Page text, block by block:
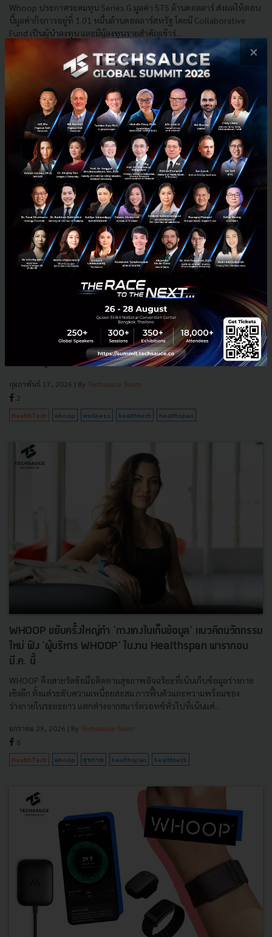
Whoop ประกาศระดมทุน Series G มูลค่า 575 ล้านดอลลาร์ ส่งผลให้ตอน
นี้มูลค่ากิจการอยู่ที่ 1.01 หมื่นล้านดอลลาร์สหรัฐ โดยมี Collaborative
Fund เป็นผู้นำลงทุน และมีผู้ลงทุนรายสำคัญเข้าร่...
Techsauce Team
HealthTech Whoop Healthtech
เจาะกลยุทธ์ของ WHOOP ขาย ‘วินัย’ ในโลกที่ไร้ระเบียบ เมื่อ
สุขภาพไม่ใช่เป้าหมาย แต่คือสินทรัพย์ระยะยาวที่ต้องบริหาร
ทำไมสายรัดข้อมือไร้หน้าจอถึงชนะตลาด? เจาะลึกกลยุทธ์ WHOOP
แบรนด์ที่ขาย 'วินัย' แทนความฟิต เปลี่ยนสุขภาพเป็นสินทรัพย์ระยะยาว
และใช้ข้อมูลสะสมสร้างความได้เปรียบทางธุรกิจ...
กุมภาพันธ์ 17, 2026 | By Techsauce Team
2
HealthTech whoop wellness healthtech healthspan
WHOOP ขยับครั้งใหญ่ทำ 'กางเกงในเก็บข้อมูล' แนวคิดนวัตกรรม
ใหม่ ฟัง 'ผู้บริหาร WHOOP' ในงาน Healthspan พารากอน
มี.ค. นี้
WHOOP คือสายรัดข้อมือติดตามสุขภาพอัจฉริยะที่เน้นเก็บข้อมูลร่างกาย
เชิงลึก ตั้งแต่ระดับความเหนื่อยสะสม การฟื้นตัวและความพร้อมของ
ร่างกายในระยะยาว แตกต่างจากสมาร์ตวอทช์ทั่วไปที่เน้นแค่...
มกราคม 29, 2026 | By Techsauce Team
8
HealthTech whoop สุขภาพ healthspan healthtech
×